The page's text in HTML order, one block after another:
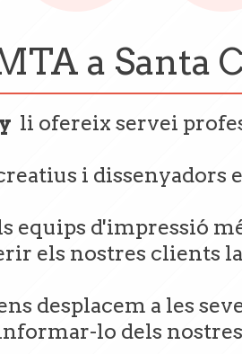
a Santa
li ofereix servei
i dissenyadors
equips d'impressió
els nostres clients
desplacem a les
lo dels